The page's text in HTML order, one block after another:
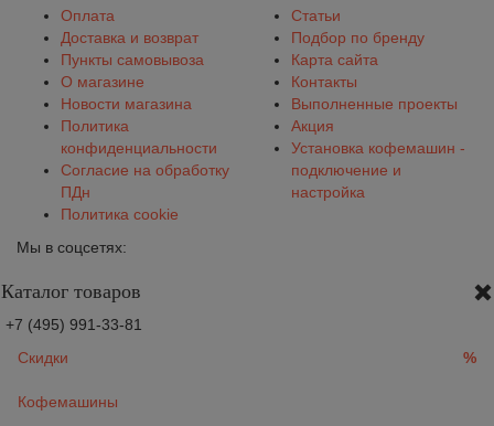
Оплата
Доставка и возврат
Пункты самовывоза
О магазине
Новости магазина
Политика
конфиденциальности
Согласие на обработку
ПДн
Политика cookie
Статьи
Подбор по бренду
Карта сайта
Контакты
Выполненные проекты
Акция
Установка кофемашин -
подключение и
настройка
Мы в соцсетях:
Каталог товаров
+7 (495) 991-33-81
Скидки
%
Кофемашины